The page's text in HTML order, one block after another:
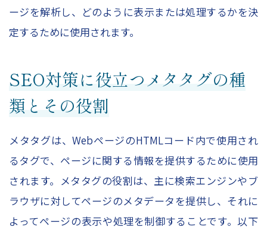
ージを解析し、どのように表示または処理するかを決
定するために使用されます。
SEO対策に役立つメタタグの種
類とその役割
メタタグは、WebページのHTMLコード内で使用され
るタグで、ページに関する情報を提供するために使用
されます。メタタグの役割は、主に検索エンジンやブ
ラウザに対してページのメタデータを提供し、それに
よってページの表示や処理を制御することです。以下